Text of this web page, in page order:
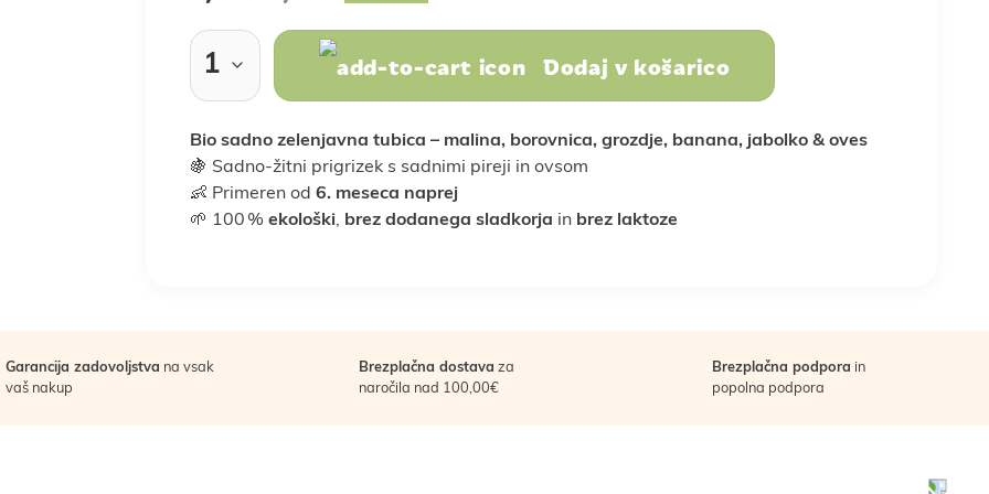
Rastlinski nadomestki Sladkarije
Sadje, oreščki in
semena
Nosečnost Kosti in sklepi
Za otroke
Nega obraza
Vse za kuho in peko
Darila za otroke Poroka Poslovna darila
Dodaj v košarico
Bio sadno zelenjavna tubica – malina, borovnica, grozdje, banana, jabolko & oves
🍇 Sadno-žitni prigrizek s sadnimi pireji in ovsom
👶 Primeren od6. meseca naprej
🌱 100 %ekološki, brez dodanega sladkorja in brez laktoze
Garancija zadovoljstva na vsak
vaš nakup
Brezplačna dostava za
naročila nad 100,00€
Brezplačna podpora in
popolna podpora